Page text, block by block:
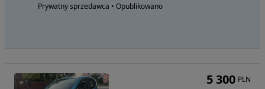
Prywatny sprzedawca • Opublikowano
5 300 PLN